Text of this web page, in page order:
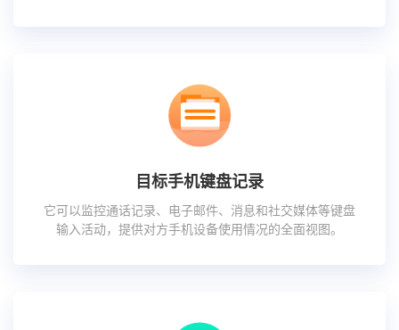
目标手机键盘记录
它可以监控通话记录、电子邮件、消息和社交媒体等键盘
输入活动，提供对方手机设备使用情况的全面视图。